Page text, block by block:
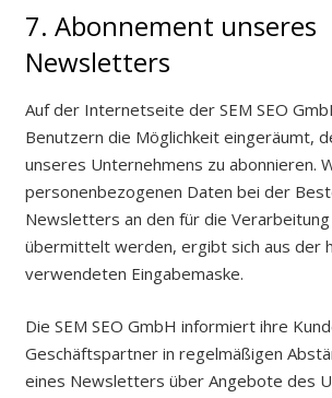
7. Abonnement unseres
Newsletters
Auf der Internetseite der SEM SEO
Benutzern die Möglichkeit eingeräumt,
unseres Unternehmens zu abonnieren.
personenbezogenen Daten bei der
Newsletters an den für die
übermittelt werden, ergibt sich aus der
verwendeten Eingabemaske.
Die SEM SEO GmbH informiert ihre
Geschäftspartner in regelmäßigen
eines Newsletters über Angebote des